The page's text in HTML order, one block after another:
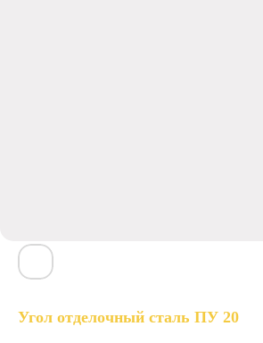
Угол отделочный сталь ПУ 20